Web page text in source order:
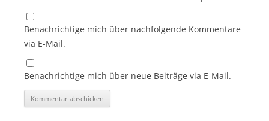
Benachrichtige mich über nachfolgende Kommentare
via E-Mail.
Benachrichtige mich über neue Beiträge via E-Mail.